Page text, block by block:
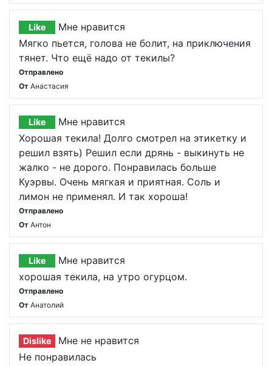
Like
Мне нравится
Мягко пьется, голова не болит, на приключения
тянет. Что ещё надо от текилы?
Отправлено
От Анастасия
Like
Мне нравится
Хорошая текила! Долго смотрел на этикетку и
решил взять) Решил если дрянь - выкинуть не
жалко - не дорого. Понравилась больше
Куэрвы. Очень мягкая и приятная. Соль и
лимон не применял. И так хороша!
Отправлено
От Антон
Like
Мне нравится
хорошая текила, на утро огурцом.
Отправлено
От Анатолий
Dislike
Мне не нравится
Не понравилась